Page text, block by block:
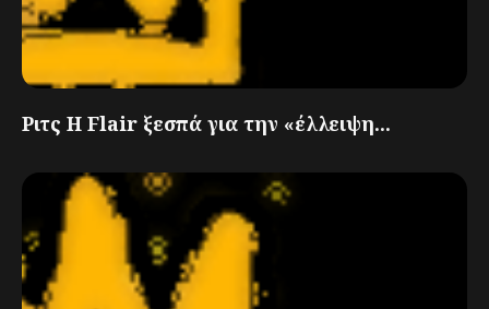
Ριτς Η Flair ξεσπά για την «έλλειψη...